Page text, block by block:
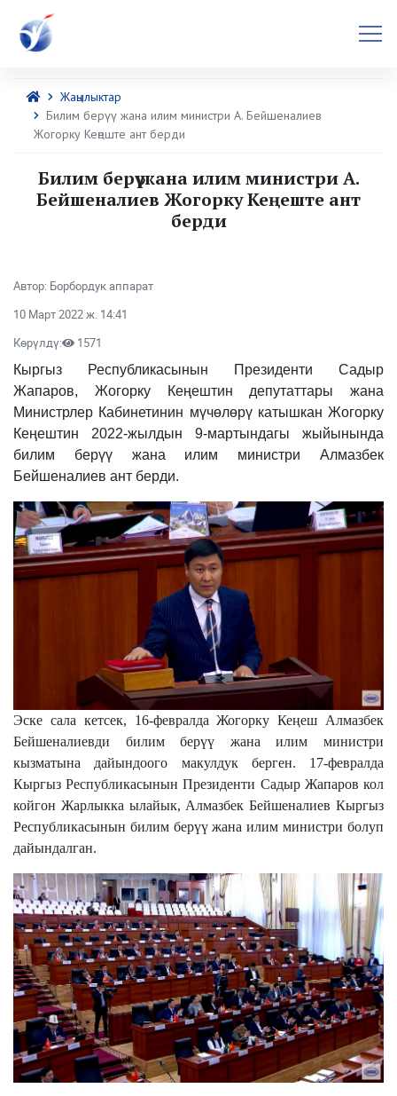
Жаңылыктар
Билим берүү жана илим министри А. Бейшеналиев
Жогорку Кеңеште ант берди
Билим берүү жана илим министри А.
Бейшеналиев Жогорку Кеңеште ант
берди
Автор: Борбордук аппарат
10 Март 2022 ж. 14:41
Көрүлдү:
1571
Кыргыз Республикасынын Президенти Садыр
Жапаров, Жогорку Кеңештин депутаттары жана
Министрлер Кабинетинин мүчөлөрү катышкан Жогорку
Кеңештин 2022-жылдын 9-мартындагы жыйынында
билим берүү жана илим министри Алмазбек
Бейшеналиев ант берди.
Эске сала кетсек, 16-февралда Жогорку Кеңеш Алмазбек
Бейшеналиевди билим берүү жана илим министри
кызматына дайындоого макулдук берген. 17-февралда
Кыргыз Республикасынын Президенти Садыр Жапаров кол
койгон Жарлыкка ылайык, Алмазбек Бейшеналиев Кыргыз
Республикасынын билим берүү жана илим министри болуп
дайындалган.